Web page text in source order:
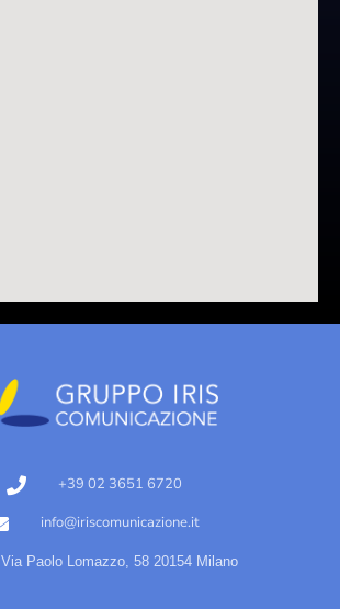
+39 02 3651 6720
info@iriscomunicazione.it
Via Paolo Lomazzo, 58 20154 Milano